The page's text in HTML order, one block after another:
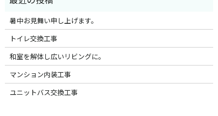
暑中お見舞い申し上げます。
トイレ交換工事
和室を解体し広いリビングに。
マンション内装工事
ユニットバス交換工事